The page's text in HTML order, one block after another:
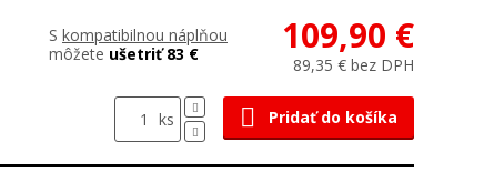
S kompatibilnou náplňou
môžete ušetriť 83 € 109,90 €
89,35 € bez DPH
ks Pridať do košíka